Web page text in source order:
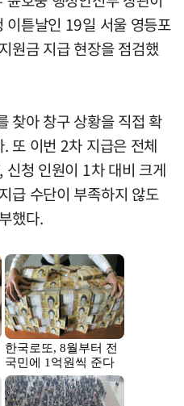
이튿날인 19일 서울 영등포
원금 지급 현장을 점검했
찾아 창구 상황을 직접 확
또 이번 2차 지급은 전체
청 인원이 1차 대비 크게
급 수단이 부족하지 않도
했다.